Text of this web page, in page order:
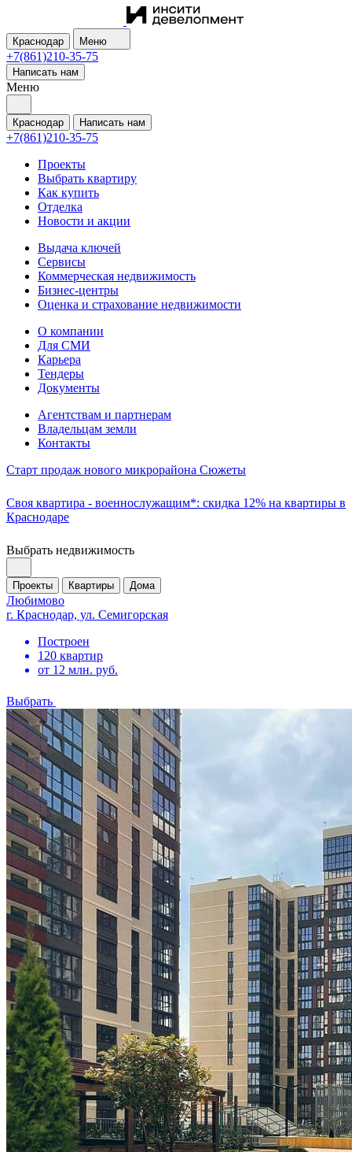
Краснодар Меню
+7(861)210-35-75
Написать нам
Меню
Краснодар Написать нам
+7(861)210-35-75
Проекты
Выбрать квартиру
Как купить
Отделка
Новости и акции
Выдача ключей
Сервисы
Коммерческая недвижимость
Бизнес-центры
Оценка и страхование недвижимости
О компании
Для СМИ
Карьера
Тендеры
Документы
Агентствам и партнерам
Владельцам земли
Контакты
Старт продаж нового микрорайона Сюжеты
Своя квартира - военнослужащим*: скидка 12% на квартиры в
Краснодаре
Выбрать недвижимость
Проекты Квартиры Дома
Любимово
г. Краснодар, ул. Семигорская
Построен
120 квартир
от 12 млн. руб.
Выбрать